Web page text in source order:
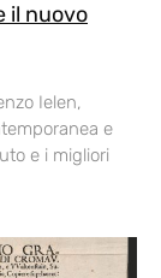
il nuovo
Ielen,
e
e i migliori